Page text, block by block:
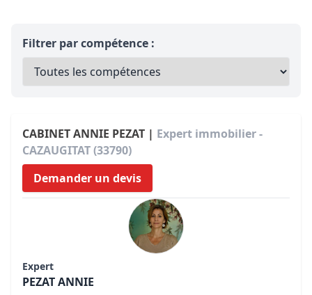
Filtrer par compétence :
CABINET ANNIE PEZAT | Expert immobilier -
CAZAUGITAT (33790)
Demander un devis
Expert
PEZAT ANNIE